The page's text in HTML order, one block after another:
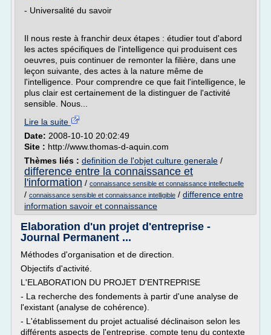
- Universalité du savoir
Il nous reste à franchir deux étapes : étudier tout d'abord
les actes spécifiques de l'intelligence qui produisent ces
oeuvres, puis continuer de remonter la filière, dans une
leçon suivante, des actes à la nature même de
l'intelligence. Pour comprendre ce que fait l'intelligence, le
plus clair est certainement de la distinguer de l'activité
sensible. Nous...
Lire la suite
Date: 2008-10-10 20:02:49
Site : http://www.thomas-d-aquin.com
Thèmes liés : definition de l'objet culture generale /
difference entre la connaissance et
l'information / connaissance sensible et connaissance intellectuelle
/ connaissance sensible et connaissance intelligible / difference entre
information savoir et connaissance
Elaboration d'un projet d'entreprise -
Journal Permanent ...
Méthodes d'organisation et de direction.
Objectifs d'activité.
L'ELABORATION DU PROJET D'ENTREPRISE
- La recherche des fondements à partir d'une analyse de
l'existant (analyse de cohérence).
- L'établissement du projet actualisé déclinaison selon les
différents aspects de l'entreprise, compte tenu du contexte